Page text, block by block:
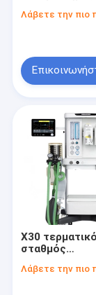
αναισθησίας,»
8,4 γενικός
X30
σταθμός
flowmeter 4